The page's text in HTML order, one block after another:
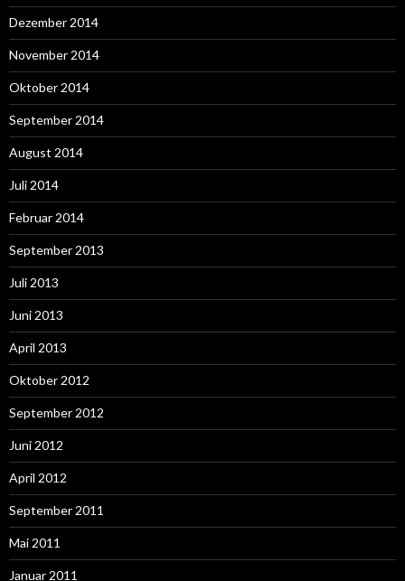
Dezember 2014
November 2014
Oktober 2014
September 2014
August 2014
Juli 2014
Februar 2014
September 2013
Juli 2013
Juni 2013
April 2013
Oktober 2012
September 2012
Juni 2012
April 2012
September 2011
Mai 2011
Januar 2011